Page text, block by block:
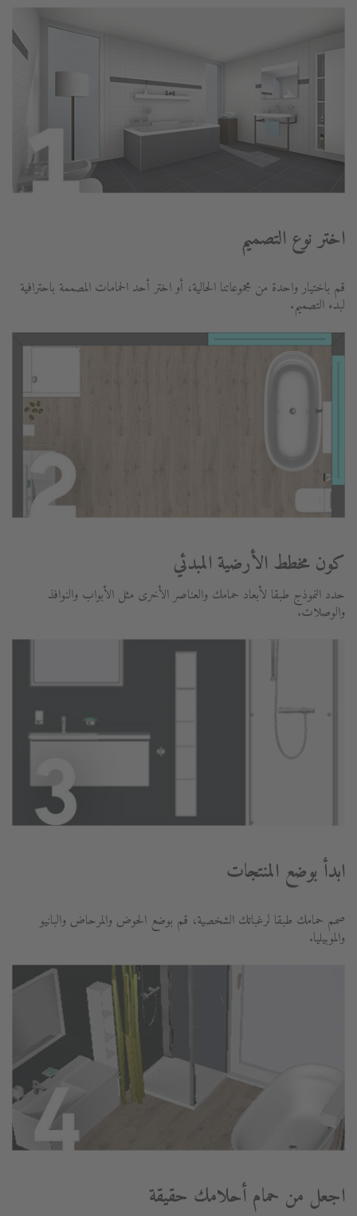
اختر نوع التصميم
قم باختيار واحدة من مجموعاتنا الحالية، أو اختر أحد الحمامات المصممة باحترافية
لبدء التصميم.
كون مخطط الأرضية المبدئي
حدد النموذج طبقا لأبعاد حمامك والعناصر الأخرى مثل الأبواب والنوافذ
والوصلات.
ابدأ بوضع المنتجات
صمم حمامك طبقا لرغباتك الشخصية، قم بوضع الحوض والمرحاض والبانيو
والموبيليا.
اجعل من حمام أحلامك حقيقة